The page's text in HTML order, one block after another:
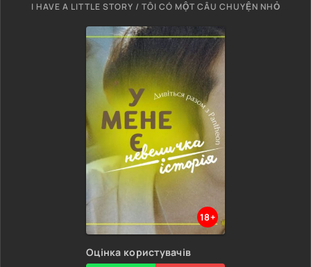
I HAVE A LITTLE STORY / TÔI CÓ MỘT CÂU CHUYỆN NHỎ
18+
Оцінка користувачів